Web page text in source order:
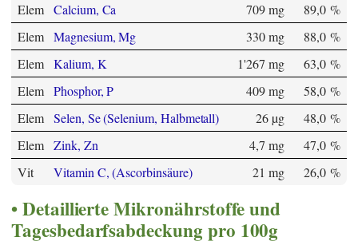
Elem Calcium, Ca 709 mg
89,0 %
Elem Magnesium, Mg 330 mg
88,0 %
Elem Kalium, K 1'267 mg
63,0 %
Elem Phosphor, P 409 mg
58,0 %
Elem Selen, Se (Selenium, Halbmetall) 26 µg
48,0 %
Elem Zink, Zn 4,7 mg
47,0 %
Vit
Vitamin C, (Ascorbinsäure) 21 mg 26,0 %
Detaillierte Mikronährstoffe und
Tagesbedarfsabdeckung pro 100g